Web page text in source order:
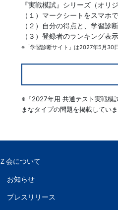
『実戦模試』シリーズ（オリ
（１）マークシートをスマホ
（２）自分の得点と、学習診
（３）登録者のランキング表
※「学習診断サイト」は2027年5月30
※『2027年用 共通テスト実戦模
まなタイプの問題を掲載してい
Ｚ会について
お知らせ
プレスリリース